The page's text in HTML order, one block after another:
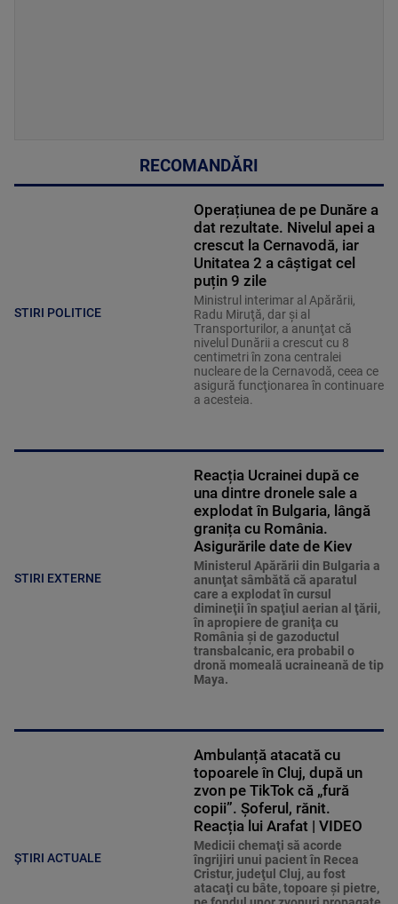
RECOMANDĂRI
STIRI POLITICE
Operațiunea de pe Dunăre a
dat rezultate. Nivelul apei a
crescut la Cernavodă, iar
Unitatea 2 a câștigat cel
puțin 9 zile
Ministrul interimar al Apărării,
Radu Miruţă, dar şi al
Transporturilor, a anunţat că
nivelul Dunării a crescut cu 8
centimetri în zona centralei
nucleare de la Cernavodă, ceea ce
asigură funcţionarea în continuare
a acesteia.
STIRI EXTERNE
Reacția Ucrainei după ce
una dintre dronele sale a
explodat în Bulgaria, lângă
granița cu România.
Asigurările date de Kiev
Ministerul Apărării din Bulgaria a
anunţat sâmbătă că aparatul
care a explodat în cursul
dimineţii în spaţiul aerian al ţării,
în apropiere de graniţa cu
România şi de gazoductul
transbalcanic, era probabil o
dronă momeală ucraineană de tip
Maya.
ȘTIRI ACTUALE
Ambulanță atacată cu
topoarele în Cluj, după un
zvon pe TikTok că „fură
copii”. Șoferul, rănit.
Reacția lui Arafat | VIDEO
Medicii chemaţi să acorde
îngrijiri unui pacient în Recea
Cristur, judeţul Cluj, au fost
atacaţi cu bâte, topoare şi pietre,